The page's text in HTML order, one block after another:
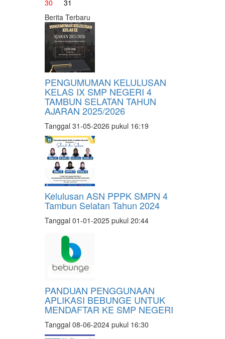
30
31
Berita Terbaru
PENGUMUMAN KELULUSAN
KELAS IX SMP NEGERI 4
TAMBUN SELATAN TAHUN
AJARAN 2025/2026
Tanggal 31-05-2026 pukul 16:19
Kelulusan ASN PPPK SMPN 4
Tambun Selatan Tahun 2024
Tanggal 01-01-2025 pukul 20:44
PANDUAN PENGGUNAAN
APLIKASI BEBUNGE UNTUK
MENDAFTAR KE SMP NEGERI
Tanggal 08-06-2024 pukul 16:30